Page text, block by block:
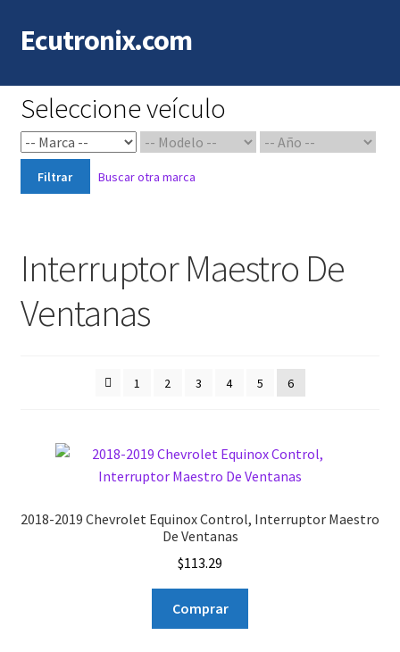
Saltar
a
Ir
al
Ecutronix.com
Seleccione veículo
Filtrar Buscar otra marca
Interruptor Maestro De
Ventanas
1 2 3 4 5 6
2018-2019 Chevrolet Equinox Control, Interruptor Maestro
De Ventanas
$113.29
Comprar